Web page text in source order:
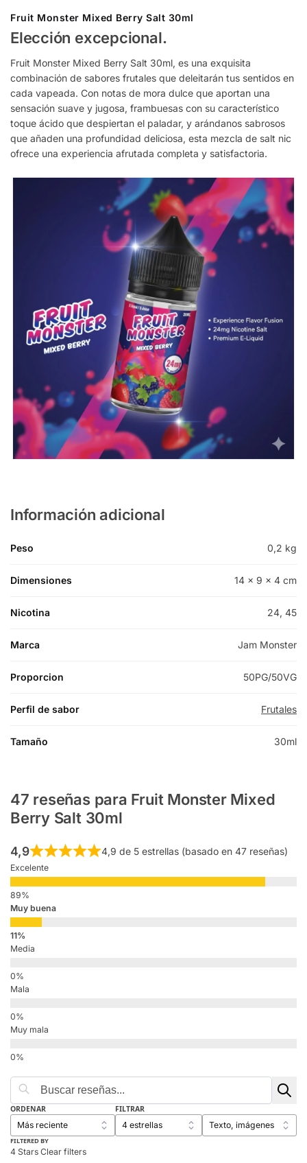
Fruit Monster Mixed Berry Salt 30ml
Elección excepcional.
Fruit Monster Mixed Berry Salt 30ml, es una exquisita
combinación de sabores frutales que deleitarán tus sentidos en
cada vapeada. Con notas de mora dulce que aportan una
sensación suave y jugosa, frambuesas con su característico
toque ácido que despiertan el paladar, y arándanos sabrosos
que añaden una profundidad deliciosa, esta mezcla de salt nic
ofrece una experiencia afrutada completa y satisfactoria.
Información adicional
Peso 0,2 kg
Dimensiones 14 × 9 × 4 cm
Nicotina 24, 45
Marca Jam Monster
Proporcion 50PG/50VG
Perfil de sabor Frutales
Tamaño 30ml
47 reseñas para Fruit Monster Mixed
Berry Salt 30ml
4,9 4,9 de 5 estrellas (basado en 47 reseñas)
Excelente
Muy buena
Media
Mala
Muy mala
ORDENAR FILTRAR
FILTERED BY
4 Stars Clear filters